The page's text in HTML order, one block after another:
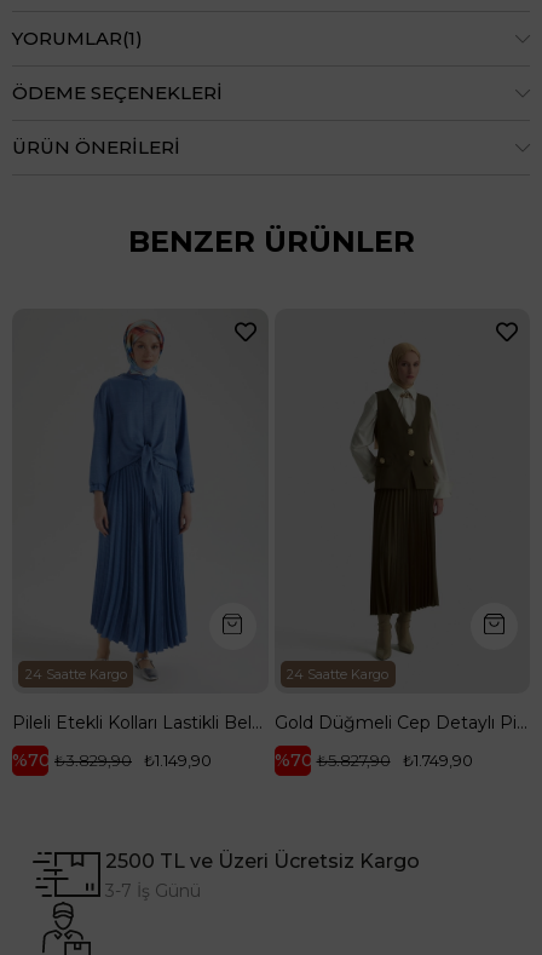
YORUMLAR(1)
ÖDEME SEÇENEKLERI
ÜRÜN ÖNERILERI
BENZER ÜRÜNLER
24 Saatte Kargo
Pileli Etekli Kolları Lastikli Belden Kurdele Detaylı Etekli İkili Takım-Mavi 25YT656
%70
₺1.149,90
₺3.829,90
24 Saatte Kargo
Gold Düğmeli Cep Detaylı Pilise Etekli Yelekli İkili Takım-Yağ Yeşili 25KT643
%70
₺1.749,90
₺5.827,90
2500 TL ve Üzeri Ücretsiz Kargo
3-7 İş Günü